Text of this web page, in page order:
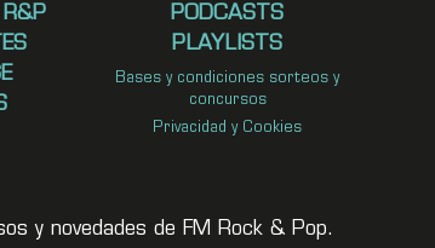
R&P
PODCASTS
PLAYLISTS
Bases y condiciones sorteos y
concursos
Privacidad y Cookies
y novedades de FM Rock & Pop.